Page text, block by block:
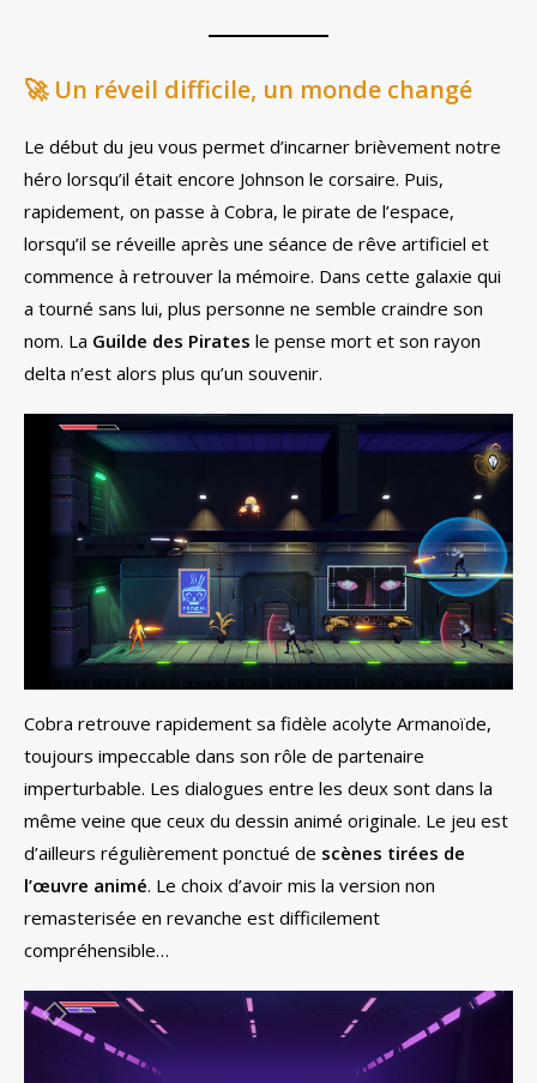
🚀 Un réveil difficile, un monde changé
Le début du jeu vous permet d’incarner brièvement notre
héro lorsqu’il était encore Johnson le corsaire. Puis,
rapidement, on passe à Cobra, le pirate de l’espace,
lorsqu’il se réveille après une séance de rêve artificiel et
commence à retrouver la mémoire. Dans cette galaxie qui
a tourné sans lui, plus personne ne semble craindre son
nom. La Guilde des Pirates le pense mort et son rayon
delta n’est alors plus qu’un souvenir.
Cobra retrouve rapidement sa fidèle acolyte Armanoïde,
toujours impeccable dans son rôle de partenaire
imperturbable. Les dialogues entre les deux sont dans la
même veine que ceux du dessin animé originale. Le jeu est
d’ailleurs régulièrement ponctué de scènes tirées de
l’œuvre animé. Le choix d’avoir mis la version non
remasterisée en revanche est difficilement
compréhensible…